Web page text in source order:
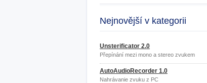
Nejnovější v kategorii
Unsterificator 2.0
Přepínání mezi mono a stereo zvukem
AutoAudioRecorder 1.0
Nahrávanie zvuku z PC